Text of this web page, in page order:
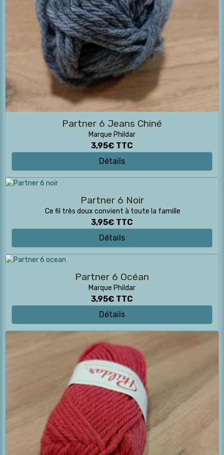
Partner 6 Jeans Chiné
Marque Phildar
3,95€ TTC
Détails
Partner 6 Noir
Ce fil très doux convient à toute la famille
3,95€ TTC
Détails
Partner 6 Océan
Marque Phildar
3,95€ TTC
Détails